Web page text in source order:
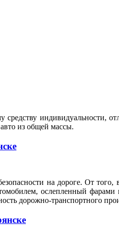
средству
из общей массы.
на дороге. От
ослепленный
дорожно-транспортного